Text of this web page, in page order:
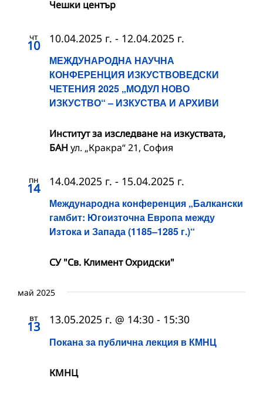
Чешки център
чт
10
МЕЖДУНАРОДНА НАУЧНА
КОНФЕРЕНЦИЯ ИЗКУСТВОВЕДСКИ
ЧЕТЕНИЯ 2025 „МОДУЛ НОВО
ИЗКУСТВО“ – ИЗКУСТВА И АРХИВИ
10.04.2025 г. - 12.04.2025 г.
Институт за изследване на изкуствата,
БАН ул. „Кракра“ 21, София
пн
14
Международна конференция „Балкански
гамбит: Югоизточна Европа между
Изтока и Запада (1185–1285 г.)“
14.04.2025 г. - 15.04.2025 г.
СУ "Св. Климент Охридски"
май 2025
вт
13
Покана за публична лекция в КМНЦ
13.05.2025 г. @ 14:30 - 15:30
КМНЦ